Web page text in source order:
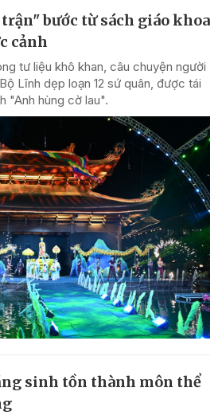
bước từ sách giáo khoa
cảnh
tư liệu khô khan, câu chuyện người
Lĩnh dẹp loạn 12 sứ quân, được tái
"Anh hùng cờ lau".
sinh tồn thành môn thể